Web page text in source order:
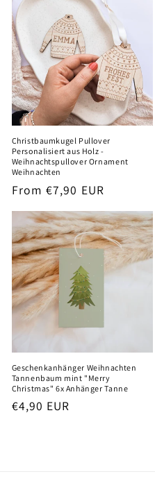
c
t
i
o
n
:
Christbaumkugel Pullover
Personalisiert aus Holz -
Weihnachtspullover Ornament
Weihnachten
Regular
price
From €7,90 EUR
Geschenkanhänger Weihnachten
Tannenbaum mint "Merry
Christmas" 6x Anhänger Tanne
Regular
€4,90 EUR